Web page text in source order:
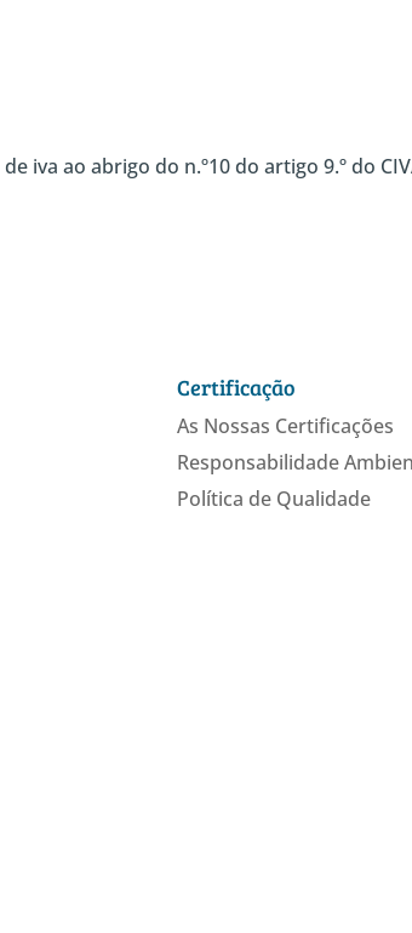
de iva ao abrigo do n.º10 do artigo 9.º do
Certificação
As Nossas Certificações
Responsabilidade
Política de Qualidade